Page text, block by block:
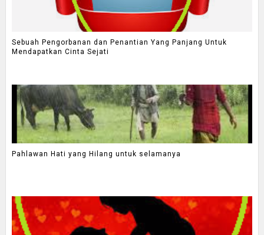
Sebuah Pengorbanan dan Penantian Yang Panjang Untuk
Mendapatkan Cinta Sejati
Pahlawan Hati yang Hilang untuk selamanya